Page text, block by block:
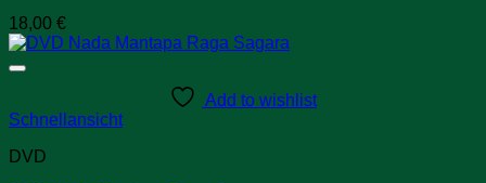
18,00 €
Add to wishlist
Schnellansicht
DVD